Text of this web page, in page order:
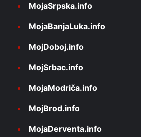
MojaSrpska.info
MojaBanjaLuka.info
MojDoboj.info
MojSrbac.info
MojaModriča.info
MojBrod.info
MojaDerventa.info